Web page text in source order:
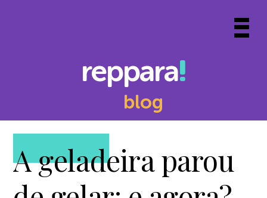
reppara
blog
A geladeira parou